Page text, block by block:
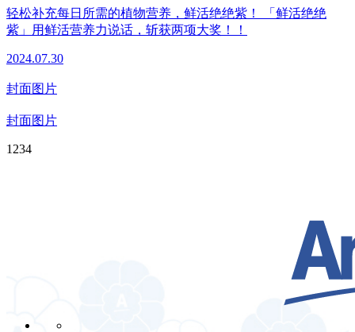
轻松补充每日所需的植物营养，鲜活绝绝紫！ 「鲜活绝绝
紫」用鲜活营养力说话，斩获两项大奖！！
2024.07.30
封面图片
封面图片
1 234